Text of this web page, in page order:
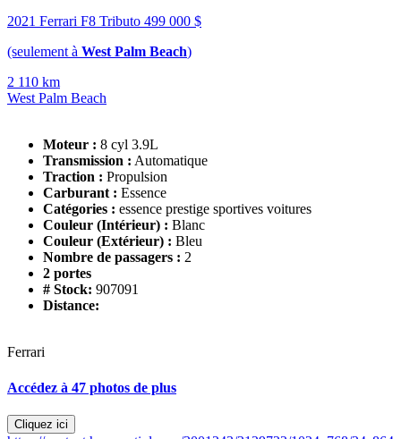
2021 Ferrari F8 Tributo 499 000 $
(seulement à West Palm Beach)
2 110 km
West Palm Beach
Moteur : 8 cyl 3.9L
Transmission : Automatique
Traction : Propulsion
Carburant : Essence
Catégories : essence prestige sportives voitures
Couleur (Intérieur) : Blanc
Couleur (Extérieur) : Bleu
Nombre de passagers : 2
2 portes
# Stock: 907091
Distance:
Ferrari
Accédez à 47 photos de plus
Cliquez ici